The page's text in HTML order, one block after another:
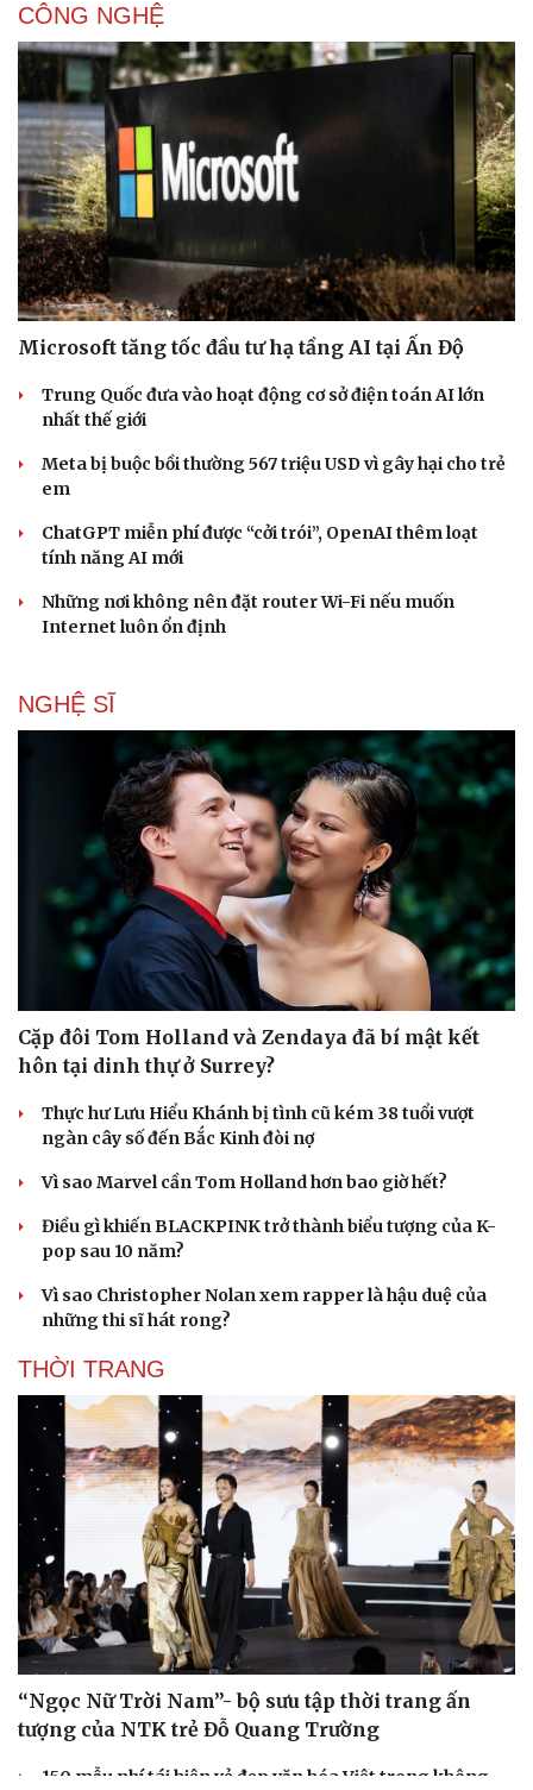
Cải chính
CÔNG NGHỆ
Microsoft tăng tốc đầu tư hạ tầng AI tại Ấn Độ
Trung Quốc đưa vào hoạt động cơ sở điện toán AI lớn
nhất thế giới
Meta bị buộc bồi thường 567 triệu USD vì gây hại cho trẻ
em
ChatGPT miễn phí được “cởi trói”, OpenAI thêm loạt
tính năng AI mới
Những nơi không nên đặt router Wi-Fi nếu muốn
Internet luôn ổn định
NGHỆ SĨ
Cặp đôi Tom Holland và Zendaya đã bí mật kết
hôn tại dinh thự ở Surrey?
Thực hư Lưu Hiểu Khánh bị tình cũ kém 38 tuổi vượt
ngàn cây số đến Bắc Kinh đòi nợ
Vì sao Marvel cần Tom Holland hơn bao giờ hết?
Điều gì khiến BLACKPINK trở thành biểu tượng của K-
pop sau 10 năm?
Vì sao Christopher Nolan xem rapper là hậu duệ của
những thi sĩ hát rong?
THỜI TRANG
“Ngọc Nữ Trời Nam”- bộ sưu tập thời trang ấn
tượng của NTK trẻ Đỗ Quang Trường
150 mẫu nhí tái hiện vẻ đẹp văn hóa Việt trong không